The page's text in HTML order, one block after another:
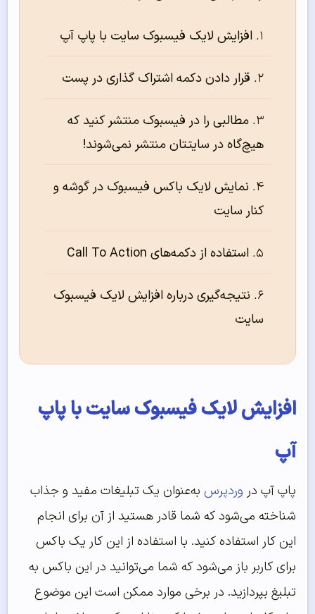
افزایش لایک فیسبوک سایت با پاپ آپ
قرار دادن دکمه اشتراک گذاری در پست
مطالبی را در فیسبوک منتشر کنید که
هیچ‌گاه در سایتتان منتشر نمی‌شوند!
نمایش لایک باکس فیسبوک در گوشه و
کنار سایت
استفاده از دکمه‌‌‌‌‌های Call To Action
نتیجه‌‌‌‌‌گیری درباره افزایش لایک فیسبوک
سایت
افزایش لایک فیسبوک سایت با پاپ
آپ
پاپ آپ در وردپرس به‌عنوان یک تبلیغات مفید و جذاب
شناخته می‌شود که شما قادر هستید از آن برای انجام
این کار استفاده کنید. با استفاده از این کار یک باکس
برای کاربر باز می‌شود که شما می‌توانید در این باکس به
تبلیغ بپردازید. در برخی موارد ممکن است این موضوع